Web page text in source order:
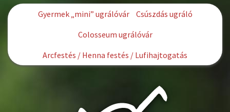
Gyermek „mini” ugrálóvár
Csúszdás ugráló
Colosseum ugrálóvár
Arcfestés / Henna festés / Lufihajtogatás